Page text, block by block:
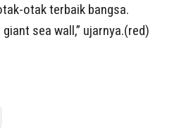
otak terbaik bangsa.
sea wall,” ujarnya.(red)